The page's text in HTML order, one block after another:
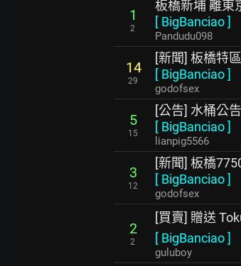
1
2
板橋新埔 離東
[ BigBanciao]
Pandudu098
14
29
[新聞] 板橋特
[ BigBanciao]
godofsex
5
15
[公告] 水桶公告
[ BigBanciao]
lianpig5566
3
12
[新聞] 板橋
[ BigBanciao]
godofsex
2
2
[買賣] 贈送
[ BigBanciao]
guluboy